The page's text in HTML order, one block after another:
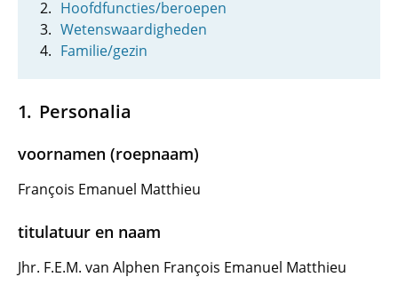
Hoofdfuncties/beroepen
Wetenswaardigheden
Familie/gezin
Personalia
voornamen (roepnaam)
François Emanuel Matthieu
titulatuur en naam
Jhr. F.E.M. van Alphen François Emanuel Matthieu